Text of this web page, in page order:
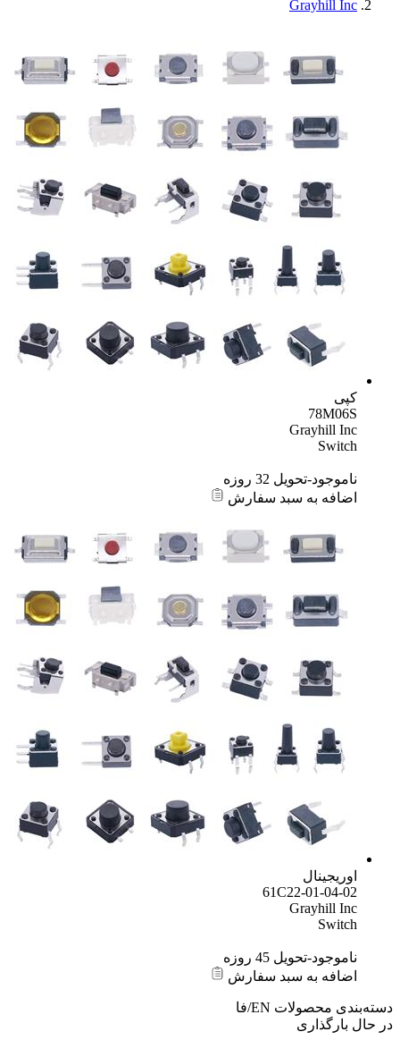
Grayhill Inc
کپی
78M06S
Grayhill Inc
Switch
ناموجود-تحویل 32 روزه
اضافه به سبد سفارش
اوریجینال
61C22-01-04-02
Grayhill Inc
Switch
ناموجود-تحویل 45 روزه
اضافه به سبد سفارش
دسته‌بندی محصولات EN/فا
در حال بارگذاری